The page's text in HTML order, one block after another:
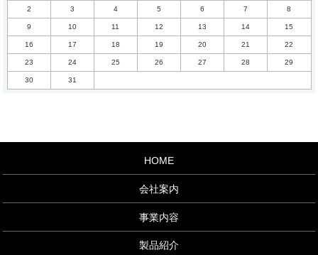
2 3 4 5 6 7 8
9 10 11 12 13 14 15
16 17 18 19 20 21 22
23 24 25 26 27 28 29
30 31
HOME
会社案内
事業内容
製品紹介